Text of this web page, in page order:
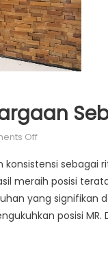
Offon
DIY
Sabet
Penghargaan
Sebagai
konsistensi
meraih posisi
yang signifikan
posisi